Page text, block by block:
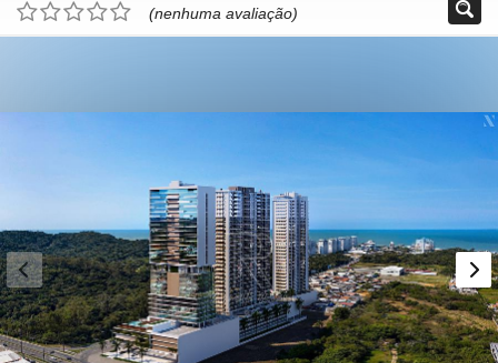
(nenhuma avaliação)